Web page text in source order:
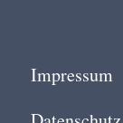
Impressum